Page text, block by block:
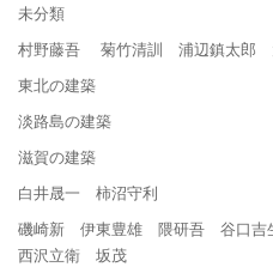
未分類
村野藤吾 菊竹清訓 浦辺鎮太郎
東北の建築
淡路島の建築
滋賀の建築
白井晟一 柿沼守利
磯崎新 伊東豊雄 隈研吾 谷口
西沢立衛 坂茂